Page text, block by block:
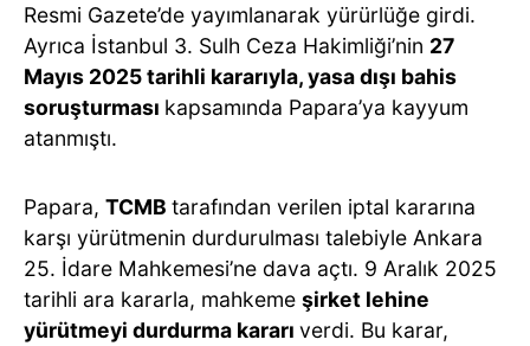
Resmi Gazete’de yayımlanarak yürürlüğe girdi.
Ayrıca İstanbul 3. Sulh Ceza Hakimliği’nin 27
Mayıs 2025 tarihli kararıyla, yasa dışı bahis
soruşturması kapsamında Papara’ya kayyum
atanmıştı.
Papara, TCMB tarafından verilen iptal kararına
karşı yürütmenin durdurulması talebiyle Ankara
25. İdare Mahkemesi’ne dava açtı. 9 Aralık 2025
tarihli ara kararla, mahkeme şirket lehine
yürütmeyi durdurma kararı verdi. Bu karar,